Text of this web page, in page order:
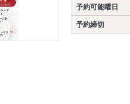
予約可能曜日
予約締切